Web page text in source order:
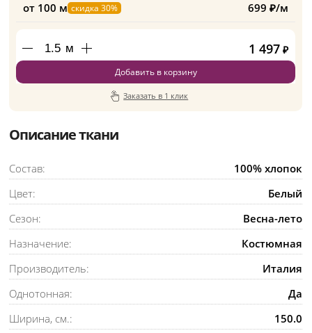
от 100 м скидка 30% 699 ₽/м
м 1 497 ₽
Добавить в корзину
Заказать в 1 клик
Описание ткани
Состав:
100% хлопок
Цвет:
Белый
Сезон:
Весна-лето
Назначение:
Костюмная
Производитель:
Италия
Однотонная:
Да
Ширина, см.:
150.0